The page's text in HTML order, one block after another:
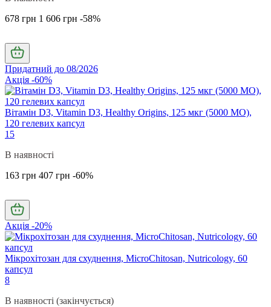
678 грн 1 606 грн -58%
Придатний до 08/2026
Акція -60%
Вітамін D3, Vitamin D3, Healthy Origins, 125 мкг (5000 МО),
120 гелевих капсул
15
В наявності
163 грн 407 грн -60%
Акція -20%
Мікрохітозан для схуднення, MicroChitosan, Nutricology, 60
капсул
8
В наявності (закінчується)